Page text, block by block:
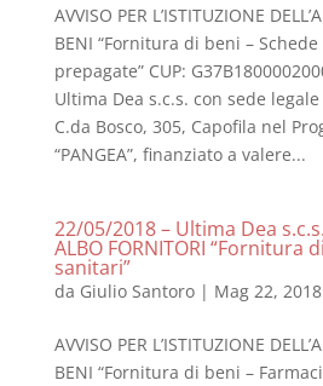
AVVISO PER L’ISTITUZIONE
BENI “Fornitura di beni –
prepagate” CUP:
Ultima Dea s.c.s. con sede
C.da Bosco, 305, Capofila nel
“PANGEA”, finanziato a valere...
22/05/2018 – Ultima Dea
ALBO FORNITORI “Fornitura
sanitari”
da Giulio Santoro| Mag 22, 2018
AVVISO PER L’ISTITUZIONE
BENI “Fornitura di beni –